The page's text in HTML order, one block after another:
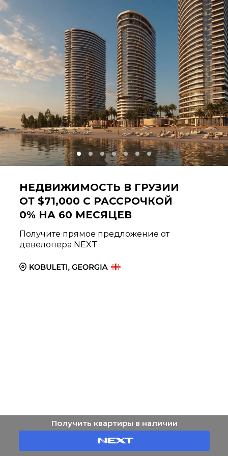
НЕДВИЖИМОСТЬ В ГРУЗИИ
ОТ $71,000 С РАССРОЧКОЙ
0% НА 60 МЕСЯЦЕВ
Получите прямое предложение от
девелопера NEXT
Получить квартиры в наличии